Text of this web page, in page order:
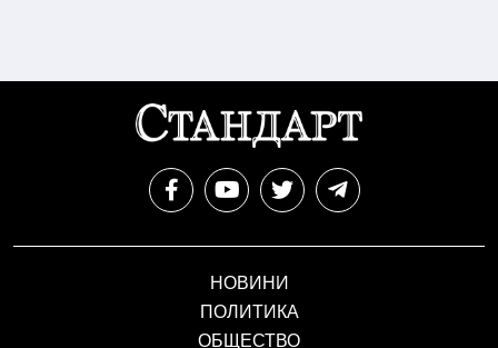
НОВИНИ
ПОЛИТИКА
ОБЩЕСТВО